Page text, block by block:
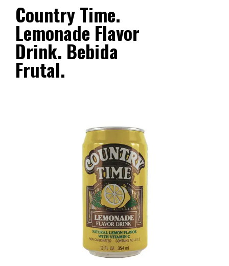
Country Time.
Lemonade Flavor
Drink. Bebida
Frutal.